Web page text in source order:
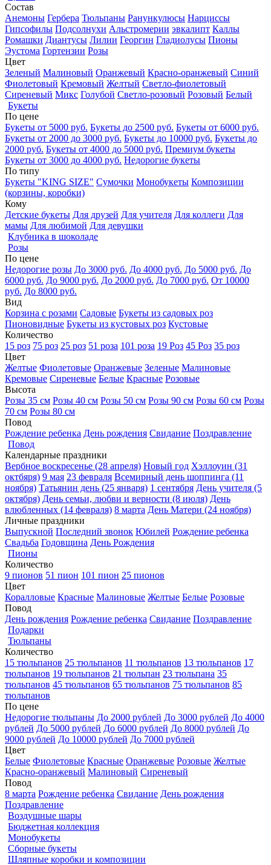
Состав
Анемоны Гербера Тюльпаны Ранункулюсы Нарциссы
Гипсофилы Подсолнухи Альстромерии эвкалипт Каллы
Ромашки Диантусы Лилии Георгин Гладиолусы Пионы
Эустома Гортензии Розы
Цвет
Зеленый Малиновый Оранжевый Красно-оранжевый Синий
Фиолетовый Кремовый Желтый Светло-фиолетовый
Сиреневый Микс Голубой Светло-розовый Розовый Белый
Букеты
По цене
Букеты от 5000 руб. Букеты до 2500 руб. Букеты от 6000 руб.
Букеты от 2000 до 3000 руб. Букеты до 10000 руб. Букеты до
2000 руб. Букеты от 4000 до 5000 руб. Премиум букеты
Букеты от 3000 до 4000 руб. Недорогие букеты
По типу
Букеты "KING SIZE" Сумочки Монобукеты Композиции
(корзины, коробки)
Кому
Детские букеты Для друзей Для учителя Для коллеги Для
мамы Для любимой Для девушки
Клубника в шоколаде
Розы
По цене
Недорогие розы До 3000 руб. До 4000 руб. До 5000 руб. До
6000 руб. До 9000 руб. До 2000 руб. До 7000 руб. От 10000
руб. До 8000 руб.
Вид
Корзина с розами Садовые Букеты из садовых роз
Пионовидные Букеты из кустовых роз Кустовые
Количество
15 роз 75 роз 25 роз 51 роза 101 роза 19 Роз 45 Роз 35 роз
Цвет
Желтые Фиолетовые Оранжевые Зеленые Малиновые
Кремовые Сиреневые Белые Красные Розовые
Высота
Розы 35 см Розы 40 см Розы 50 см Розы 90 см Розы 60 см Розы
70 см Розы 80 см
Повод
Рождение ребенка День рождения Свидание Поздравление
Повод
Календарные праздники
Вербное воскресенье (28 апреля) Новый год Хэллоуин (31
октбяря) 9 мая 23 февраля Всемирный день шоппинга (11
ноября) Татьянин день (25 января) 1 сентября День учителя (5
октября) День семьи, любви и верности (8 июля) День
влюбленных (14 февраля) 8 марта День Матери (24 ноября)
Личные праздники
Выпускной Последний звонок Юбилей Рождение ребенка
Свадьба Годовщина День Рождения
Пионы
Количество
9 пионов 51 пион 101 пион 25 пионов
Цвет
Коралловые Красные Малиновые Желтые Белые Розовые
Повод
День рождения Рождение ребенка Свидание Поздравление
Подарки
Тюльпаны
Количество
15 тюльпанов 25 тюльпанов 11 тюльпанов 13 тюльпанов 17
тюльпанов 19 тюльпанов 21 тюльпан 23 тюльпана 35
тюльпанов 45 тюльпанов 65 тюльпанов 75 тюльпанов 85
тюльпанов
По цене
Недорогие тюльпаны До 2000 рублей До 3000 рублей До 4000
рублей До 5000 рублей До 6000 рублей До 8000 рублей До
9000 рублей До 10000 рублей До 7000 рублей
Цвет
Белые Фиолетовые Красные Оранжевые Розовые Желтые
Красно-оранжевый Малиновый Сиреневый
Повод
8 марта Рождение ребенка Свидание День рождения
Поздравление
Воздушные шары
Бюджетная коллекция
Монобукеты
Сборные букеты
Шляпные коробки и композиции